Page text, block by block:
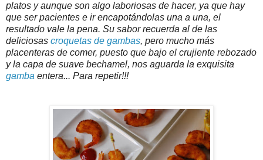
platos y aunque son algo laboriosas de hacer, ya que hay
que ser pacientes e ir encapotándolas una a una, el
resultado vale la pena. Su sabor recuerda al de las
deliciosas croquetas de gambas, pero mucho más
placenteras de comer, puesto que bajo el crujiente rebozado
y la capa de suave bechamel, nos aguarda la exquisita
gamba entera... Para repetir!!!